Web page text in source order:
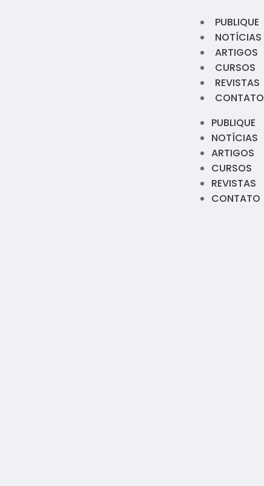
PUBLIQUE
NOTÍCIAS
ARTIGOS
CURSOS
REVISTAS
CONTATO
PUBLIQUE
NOTÍCIAS
ARTIGOS
CURSOS
REVISTAS
CONTATO